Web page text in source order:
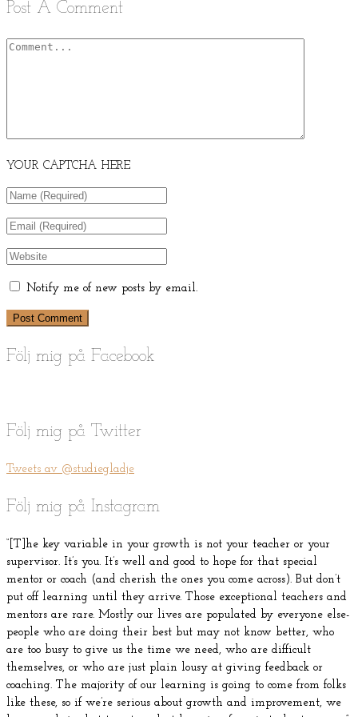
Post A Comment
YOUR CAPTCHA HERE
Notify me of new posts by email.
Följ mig på Facebook
Följ mig på Twitter
Tweets av @studiegladje
Följ mig på Instagram
“[T]he key variable in your growth is not your teacher or your
supervisor. It’s you. It’s well and good to hope for that special
mentor or coach (and cherish the ones you come across). But don’t
put off learning until they arrive. Those exceptional teachers and
mentors are rare. Mostly our lives are populated by everyone else-
people who are doing their best but may not know better, who
are too busy to give us the time we need, who are difficult
themselves, or who are just plain lousy at giving feedback or
coaching. The majority of our learning is going to come from folks
like these, so if we’re serious about growth and improvement, we